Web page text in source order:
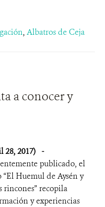
, Albatros de Ceja
a conocer y
28, 2017) -
publicado, el
Huemul de Aysén y
rincones” recopila
y experiencias